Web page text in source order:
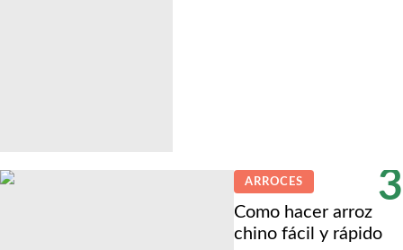
3
ARROCES
Como hacer arroz
chino fácil y rápido